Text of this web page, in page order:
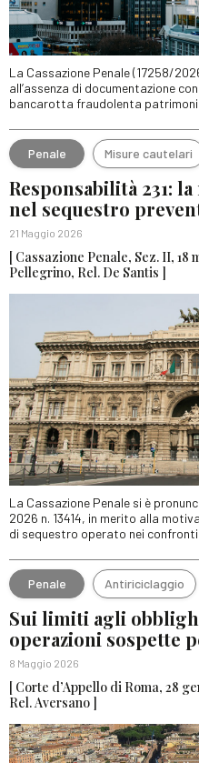
La Cassazione Penale (17258/
all’assenza di documentazione
bancarotta fraudolenta
Penale Misure cautelari
Responsabilità 231:
nel sequestro
21 Maggio 2026
[ Cassazione Penale, Sez. II, 18
Pellegrino, Rel. De Santis ]
La Cassazione Penale si è
2026 n. 13414, in merito alla
di sequestro operato nei
Penale Antiriciclaggio
Sui limiti agli
operazioni sospette
8 Maggio 2026
[ Corte d’Appello di Roma, 28
Rel. Aversano ]